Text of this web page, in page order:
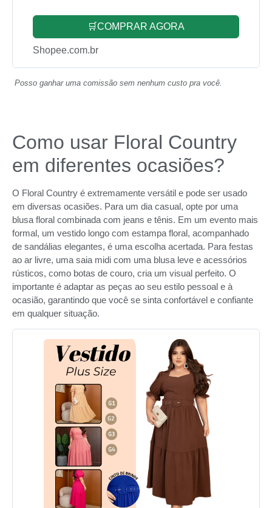
🛒COMPRAR AGORA
Shopee.com.br
Posso ganhar uma comissão sem nenhum custo pra você.
Como usar Floral Country
em diferentes ocasiões?
O Floral Country é extremamente versátil e pode ser usado
em diversas ocasiões. Para um dia casual, opte por uma
blusa floral combinada com jeans e tênis. Em um evento mais
formal, um vestido longo com estampa floral, acompanhado
de sandálias elegantes, é uma escolha acertada. Para festas
ao ar livre, uma saia midi com uma blusa leve e acessórios
rústicos, como botas de couro, cria um visual perfeito. O
importante é adaptar as peças ao seu estilo pessoal e à
ocasião, garantindo que você se sinta confortável e confiante
em qualquer situação.